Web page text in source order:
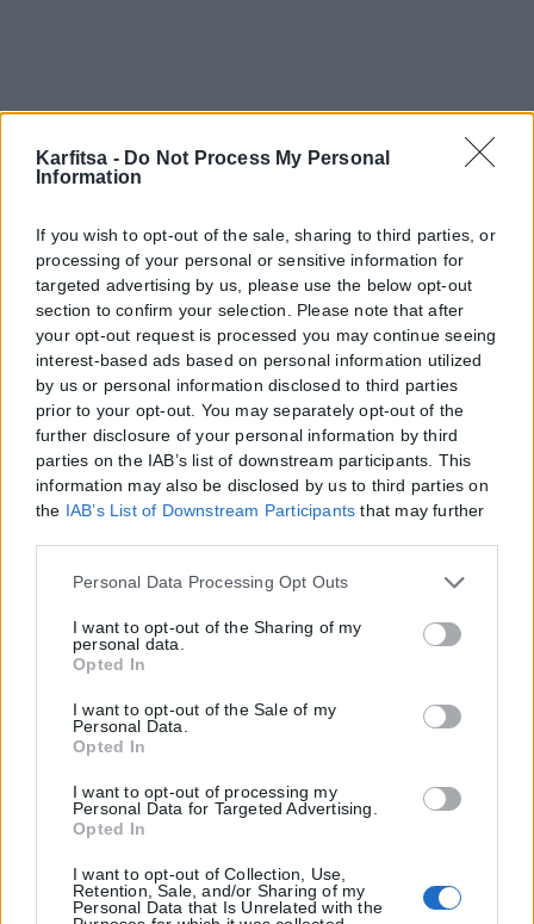
Karfitsa - Do Not Process My Personal
Information
If you wish to opt-out of the sale, sharing to third parties, or
processing of your personal or sensitive information for
targeted advertising by us, please use the below opt-out
section to confirm your selection. Please note that after
your opt-out request is processed you may continue seeing
interest-based ads based on personal information utilized
by us or personal information disclosed to third parties
prior to your opt-out. You may separately opt-out of the
further disclosure of your personal information by third
parties on the IAB’s list of downstream participants. This
information may also be disclosed by us to third parties on
the IAB’s List of Downstream Participants that may further
Please note that this website/app uses one or more Google
but not limited to your visit or usage behaviour. You may
click to grant or deny consent to Google and its third-party
tags to use your data for below specified purposes in below
Google consent section.
Personal Data Processing Opt Outs
I want to opt-out of the Sharing of my
personal data.
Opted In
I want to opt-out of the Sale of my
Personal Data.
Opted In
I want to opt-out of processing my
Personal Data for Targeted Advertising.
Opted In
I want to opt-out of Collection, Use,
Retention, Sale, and/or Sharing of my
Personal Data that Is Unrelated with the
Η εταιρεία με την επωνυμία “POLITICAL MEDIA GROUP A.E.” και κατ’
συμμορφώνονται με τη Σύσταση (ΕΕ) 2018/334 της Επιτροπής της
1ης Μαρτίου 2018 σχετικά με τα μέτρα για την αποτελεσματική